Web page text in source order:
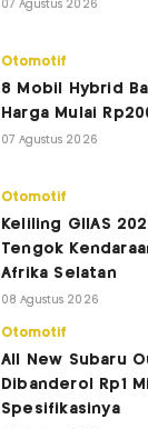
07 Agustus 2026
Otomotif
8 Mobil Hybrid
Harga Mulai
07 Agustus 2026
Otomotif
Keliling GIIAS
Tengok
Afrika Selatan
08 Agustus 2026
Otomotif
All New Subaru
Dibanderol Rp1
Spesifikasinya